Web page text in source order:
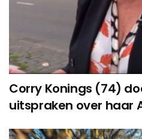
Corry Konings (74)
uitspraken over haar